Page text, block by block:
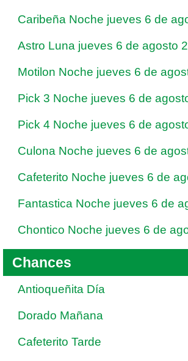
Caribeña Noche jueves 6 de
Astro Luna jueves 6 de agosto
Motilon Noche jueves 6 de
Pick 3 Noche jueves 6 de
Pick 4 Noche jueves 6 de
Culona Noche jueves 6 de
Cafeterito Noche jueves 6 de
Fantastica Noche jueves 6 de
Chontico Noche jueves 6 de
Chances
Antioqueñita Día
Dorado Mañana
Cafeterito Tarde